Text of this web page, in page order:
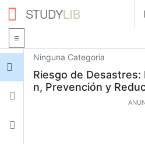
STUDYLIB
Fichas
Ninguna Categoria
Riesgo de Desastres:
n, Prevención y